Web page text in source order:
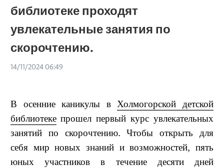
библиотеке проходят
увлекательные занятия по
скорочтению.
14/11/2024 06:49
В осенние каникулы вХолмогорской детской
библиотеке прошел первый курс увлекательных
занятий по скорочтению. Чтобы открыть для
себя мир новых знаний и возможностей, пять
юных участников в течение десяти дней